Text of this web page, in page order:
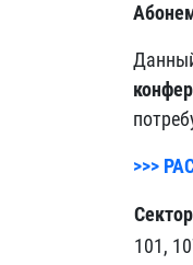
>>>
101,